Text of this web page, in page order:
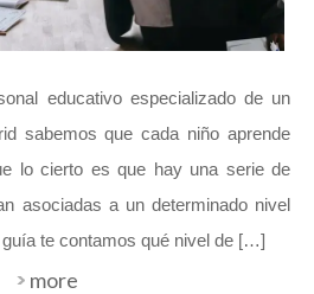
educativo especializado de un
sabemos que cada niño aprende
lo cierto es que hay una serie de
asociadas a un determinado nivel
te contamos qué nivel de […]
more